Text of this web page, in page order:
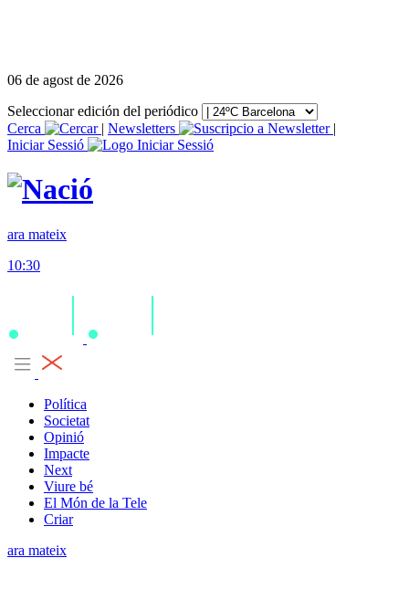
06 de agost de 2026
Seleccionar edición del periódico
Cerca
| Newsletters
|
Iniciar Sessió
ara mateix
10:30
Política
Societat
Opinió
Impacte
Next
Viure bé
El Món de la Tele
Criar
ara mateix